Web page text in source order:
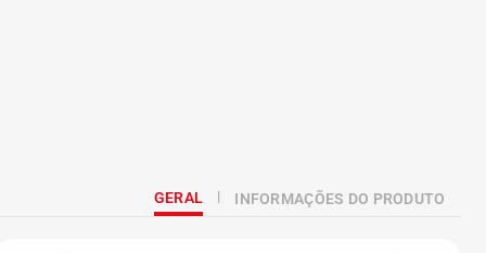
GERAL INFORMAÇÕES DO PRODUTO